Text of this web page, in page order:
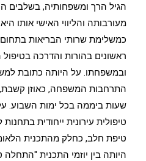
הגיל הרך ומשפחותיה, בשלבים
מעורבותה והליווי האישי אותו
כמשלימת שרותי הבריאות בתחום
ראשונים בהורות והדרכה
ובמשפחתו. על היותה כתובת
שעות ביממה בכל ימות השבוע.
טיפולית עירונית ייחודית
טיפת חלב, כחלק מהתכנית
היותה בין יוזמי התכנית